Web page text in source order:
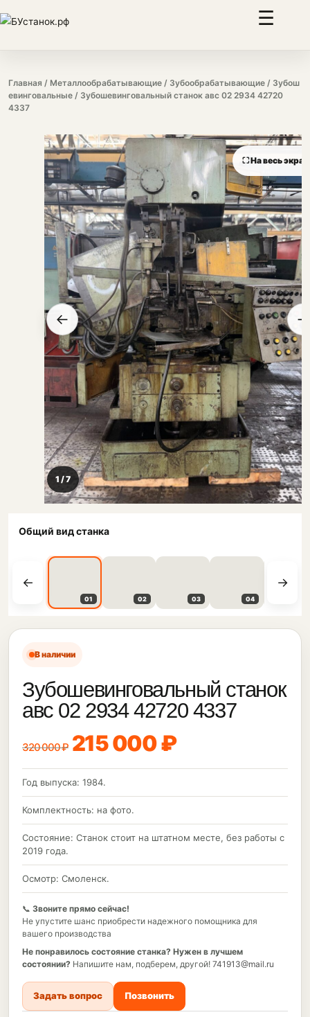
☰
Главная / Металлообрабатывающие / Зубообрабатывающие / Зубош
евинговальные / Зубошевинговальный станок авс 02 2934 42720
4337
01 02 03 04
⛶ На весь экран
← →
1 / 7
Общий вид станка
В наличии
Зубошевинговальный станок
авс 02 2934 42720 4337
320 000 ₽ 215 000 ₽
Год выпуска: 1984.
Комплектность: на фото.
Состояние: Станок стоит на штатном месте, без работы с
2019 года.
Осмотр: Смоленск.
📞 Звоните прямо сейчас!
Не упустите шанс приобрести надежного помощника для
вашего производства
Не понравилось состояние станка? Нужен в лучшем
состоянии? Напишите нам, подберем, другой! 741913@mail.ru
Задать вопрос Позвонить